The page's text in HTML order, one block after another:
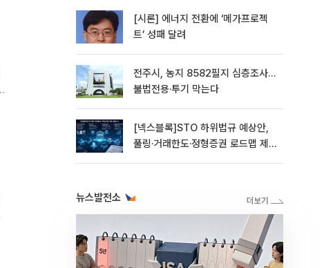
[시론] 에너지 전환에 ‘메가프로젝
트’ 성패 달려
전주시, 농지 8582필지 심층조사…
불법전용·투기 막는다
[넥스블록]STO 하위법규 예상안,
풀링·거래한도·정형증권 로드맵 제
뉴스발전소